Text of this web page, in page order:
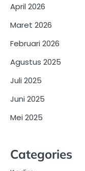
April 2026
Maret 2026
Februari 2026
Agustus 2025
Juli 2025
Juni 2025
Mei 2025
Categories